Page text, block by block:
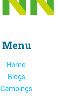
Menu
Home
Blogs
Campings